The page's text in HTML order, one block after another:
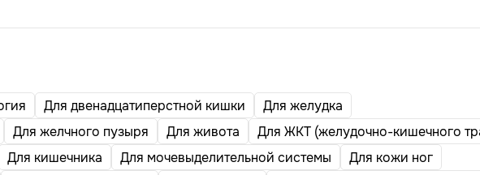
Для двенадцатиперстной кишки
Для желудка
Для желчного пузыря Для живота
Для ЖКТ (желудочно-кишечного
Для кишечника Для мочевыделительной системы Для кожи ног